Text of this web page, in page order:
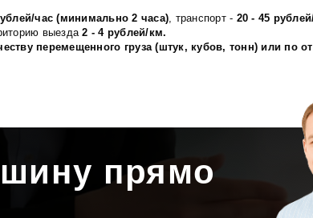
час (минимально 2 часа) , транспорт - 20 - 45
выезда2 - 4 рублей/км.
перемещенного груза (штук, кубов, тонн) или по
прямо